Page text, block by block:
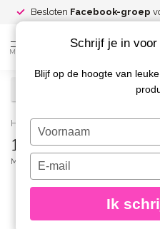
Besloten Facebook-groep
MENU
Home / 1019 Gel Look
1019 Gel Look
MOYRA
Schrijf je in
Blijf op de hoogte van
Typ
je
naam
Typ
je
e-
in
Ik